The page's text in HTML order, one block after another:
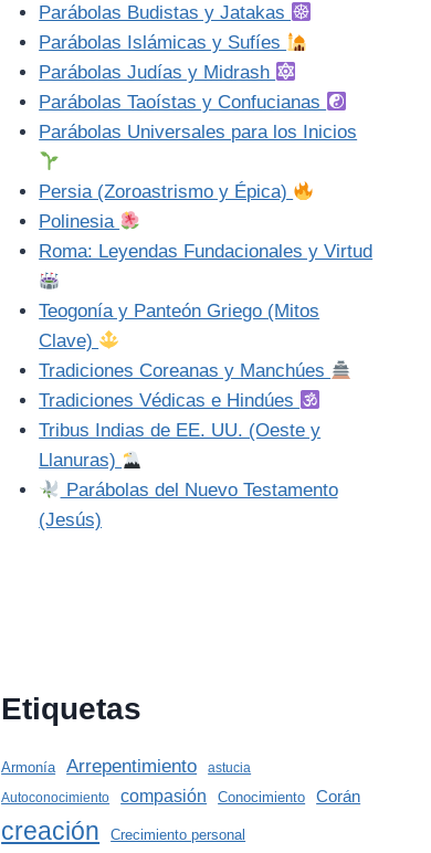
Parábolas Budistas y Jatakas
Parábolas Islámicas y Sufíes
Parábolas Judías y Midrash
Parábolas Taoístas y Confucianas
Parábolas Universales para los Inicios
Persia (Zoroastrismo y Épica)
Polinesia
Roma: Leyendas Fundacionales y Virtud
Teogonía y Panteón Griego (Mitos
Clave)
Tradiciones Coreanas y Manchúes
Tradiciones Védicas e Hindúes
Tribus Indias de EE. UU. (Oeste y
Llanuras)
Parábolas del Nuevo Testamento
(Jesús)
Etiquetas
Armonía Arrepentimiento
astucia
Autoconocimiento
compasión Conocimiento Corán
creación Crecimiento personal